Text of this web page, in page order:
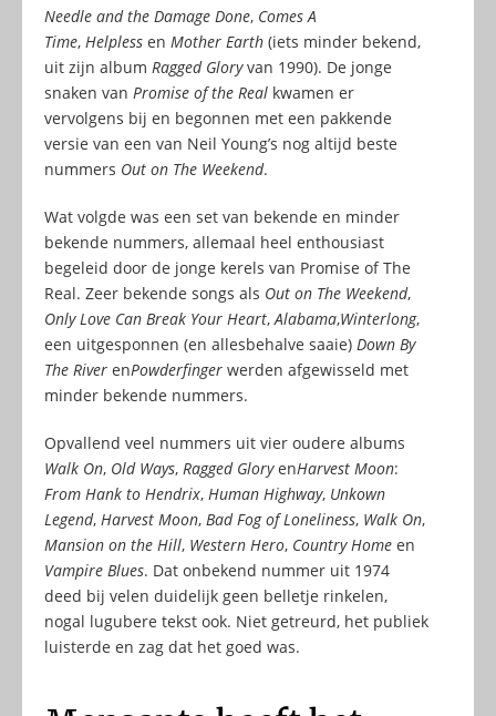
Needle and the Damage Done, Comes A
Time, Helpless en Mother Earth (iets minder bekend,
uit zijn album Ragged Gloryvan 1990). De jonge
snaken van Promise of the Real kwamen er
vervolgens bij en begonnen met een pakkende
versie van een van Neil Young’s nog altijd beste
nummers Out on The Weekend.
Wat volgde was een set van bekende en minder
bekende nummers, allemaal heel enthousiast
begeleid door de jonge kerels van Promise of The
Real. Zeer bekende songs als Out on The Weekend,
Only Love Can Break Your Heart,Alabama,Winterlong,
een uitgesponnen (en allesbehalve saaie) Down By
The River enPowderfinger werden afgewisseld met
minder bekende nummers.
Opvallend veel nummers uit vier oudere albums
Walk On, Old Ways, Ragged GloryenHarvest Moon:
From Hank to Hendrix, Human Highway, Unkown
Legend, Harvest Moon, Bad Fog of Loneliness, Walk On,
Mansion on the Hill, Western Hero, Country Home en
Vampire Blues. Dat onbekend nummer uit 1974
deed bij velen duidelijk geen belletje rinkelen,
nogal lugubere tekst ook. Niet getreurd, het publiek
luisterde en zag dat het goed was.